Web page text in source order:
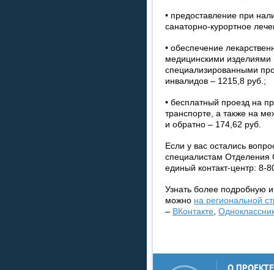
• предоставление при
санаторно-курортное
• обеспечение
медицинскими изделиями
специализированными
инвалидов – 1215,8 руб.;
• бесплатный проезд на
транспорте, а также на
и обратно – 174,62 руб.
Если у вас остались
специалистам Отделения
единый контакт-центр: 8-
Узнать более подробную
можно на региональной
– ВКонтакте,